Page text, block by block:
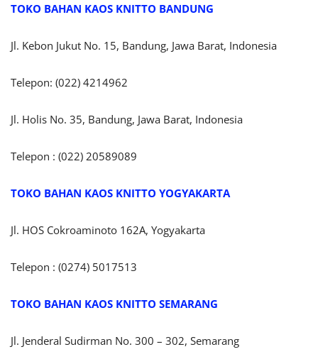
TOKO BAHAN KAOS KNITTO BANDUNG
Jl. Kebon Jukut No. 15, Bandung, Jawa Barat, Indonesia
Telepon: (022) 4214962
Jl. Holis No. 35, Bandung, Jawa Barat, Indonesia
Telepon : (022) 20589089
TOKO BAHAN KAOS KNITTO YOGYAKARTA
Jl. HOS Cokroaminoto 162A, Yogyakarta
Telepon : (0274) 5017513
TOKO BAHAN KAOS KNITTO SEMARANG
Jl. Jenderal Sudirman No. 300 – 302, Semarang